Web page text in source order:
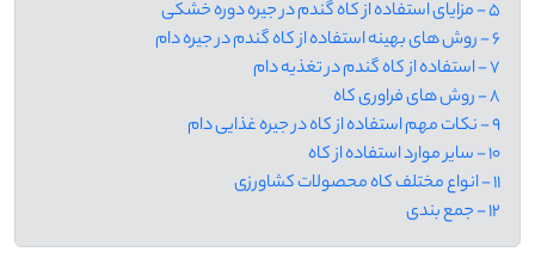
5 - مزایای استفاده از کاه گندم در جیره دوره خشکی
6 - روش های بهینه استفاده از کاه گندم در جیره دام
7 - استفاده از کاه گندم در تغذیه دام
8 - روش های فراوری کاه
9 - نکات مهم استفاده از کاه در جیره غذایی دام
10 - سایر موارد استفاده از کاه
11 - انواع مختلف کاه محصولات کشاورزی
12 - جمع بندی